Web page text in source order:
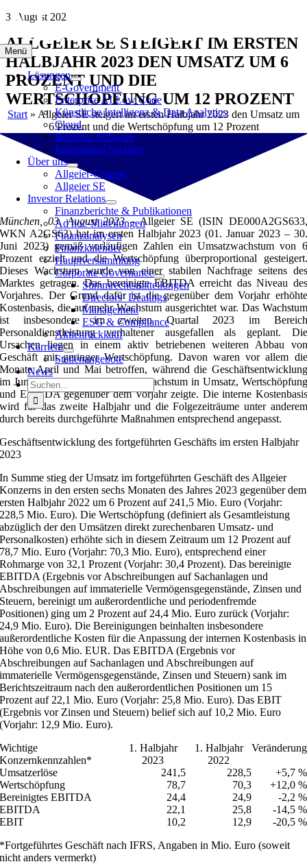
Zum
springen
Menü
Lösungen
E-Government
Enterprise AI Low Code
Künstliche Intelligenz & Data Analytics
Cloud
Business Software
Information Security
Über uns
Allgeier-Gruppe
Allgeier SE
Investor Relations
Finanzberichte & Publikationen
Ad hoc-Mitteilungen
Finanzanalysen
Finanzkalender
Hauptversammlung
Corporate Governance
Stimmrechtsmitteilungen
Directors‘ Dealings
Management
ESG & Compliance
Aktienrückkauf
Karriere
Stellenangebote
News
Suche
nach:
3. August 2023
ALLGEIER SE STEIGERT IM ERSTEN
HALBJAHR 2023 DEN UMSATZ UM 6
PROZENT UND DIE
WERTSCHÖPFUNG UM 12 PROZENT
Start » Allgeier SE steigert im ersten Halbjahr 2023 den Umsatz um
6 Prozent und die Wertschöpfung um 12 Prozent
München, 03. August 2023 –Allgeier SE (ISIN DE000A2GS633,
WKN A2GS63) hat im ersten Halbjahr 2023 (01. Januar 2023 – 30.
Juni 2023) gemäß vorläufigen Zahlen ein Umsatzwachstum von 6
Prozent erzielt und die Wertschöpfung überproportional gesteigert.
Dieses Wachstum wurde von einer stabilen Nachfrage seitens des
Marktes getragen. Das bereinigte EBITDA erreicht das Niveau des
Vorjahres. Der Grund dafür ist die gegenüber dem Vorjahr erhöhte
Kostenbasis, die auf mehr Wachstum ausgerichtet war. Das Wachstum
ist insbesondere im zweiten Quartal 2023 im Bereich
Personaldienstleistung verhaltener ausgefallen als geplant. Die
Ursachen liegen in einem aktiv betriebenen weiteren Abbau von
Geschäft mit geringer Wertschöpfung. Davon waren vor allem die
Monate April und Mai betroffen, während die Geschäftsentwicklung
im Juni wieder ein zweistelliges Wachstum in Umsatz, Wertschöpfung
und EBITDA gegenüber dem Vorjahr zeigte. Die interne Kostenbasis
wird für das zweite Halbjahr und die Folgezeiträume unter anderem
durch bereits durchgeführte Maßnahmen entsprechend angepasst.
Geschäftsentwicklung des fortgeführten Geschäfts im ersten Halbjahr
2023
In Summe stieg der Umsatz im fortgeführten Geschäft des Allgeier
Konzerns in den ersten sechs Monaten des Jahres 2023 gegenüber dem
ersten Halbjahr 2022 um 6 Prozent auf 241,5 Mio. Euro (Vorjahr:
228,5 Mio. Euro). Die Wertschöpfung (definiert als Gesamtleistung
abzüglich der den Umsätzen direkt zurechenbaren Umsatz- und
Personalkosten) erhöhte sich in diesem Zeitraum um 12 Prozent auf
78,7 Mio. Euro (Vorjahr: 70,3 Mio. Euro), entsprechend einer
Rohmarge von 32,1 Prozent (Vorjahr: 30,4 Prozent). Das bereinigte
EBITDA (Ergebnis vor Abschreibungen auf Sachanlagen und
Abschreibungen auf immaterielle Vermögensgegenstände, Zinsen und
Steuern, bereinigt um außerordentliche und periodenfremde
Positionen) ging um 2 Prozent auf 24,4 Mio. Euro zurück (Vorjahr:
24,9 Mio. Euro). Die Bereinigungen beinhalten insbesondere
außerordentliche Kosten für die Anpassung der internen Kostenbasis in
Höhe von 0,6 Mio. EUR. Das EBITDA (Ergebnis vor
Abschreibungen auf Sachanlagen und Abschreibungen auf
immaterielle Vermögensgegenstände, Zinsen und Steuern) sank im
Berichtszeitraum nach den außerordentlichen Positionen um 15
Prozent auf 22,1 Mio. Euro (Vorjahr: 25,8 Mio. Euro). Das EBIT
(Ergebnis vor Zinsen und Steuern) belief sich auf 10,2 Mio. Euro
(Vorjahr: 12,9 Mio. Euro).
Wichtige
Konzernkennzahlen*
1. Halbjahr
2023
1. Halbjahr
2022
Veränderung
Umsatzerlöse 241,5 228,5
+5,7 %
Wertschöpfung
78,7 70,3
+12,0 %
Bereinigtes EBITDA
24,4 24,9
-2,2 %
EBITDA
22,1 25,8
-14,5 %
EBIT
10,2 12,9
-20,5 %
*Fortgeführtes Geschäft nach IFRS, Angaben in Mio. Euro (soweit
nicht anders vermerkt)